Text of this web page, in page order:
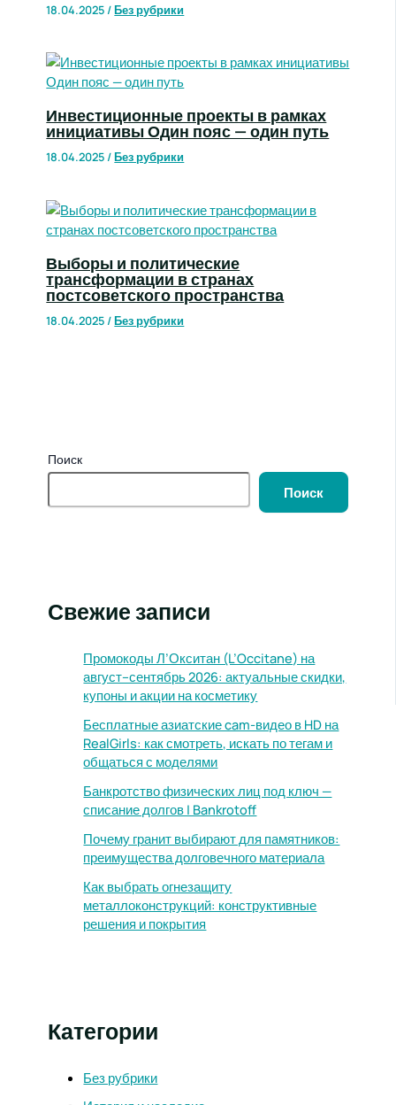
18.04.2025 /Без рубрики
Инвестиционные проекты в рамках
инициативы Один пояс — один путь
18.04.2025/Без рубрики
Выборы и политические
трансформации в странах
постсоветского пространства
18.04.2025/Без рубрики
Поиск
Поиск
Свежие записи
Промокоды Л’Окситан (L’Occitane) на
август–сентябрь 2026: актуальные скидки,
купоны и акции на косметику
Бесплатные азиатские cam-видео в HD на
RealGirls: как смотреть, искать по тегам и
общаться с моделями
Банкротство физических лиц под ключ —
списание долгов | Bankrotoff
Почему гранит выбирают для памятников:
преимущества долговечного материала
Как выбрать огнезащиту
металлоконструкций: конструктивные
решения и покрытия
Категории
Без рубрики